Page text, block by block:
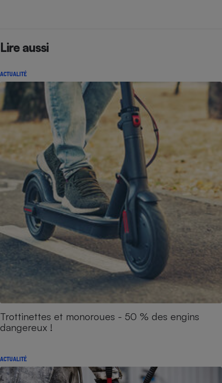
Lire aussi
ACTUALITÉ
Trottinettes et monoroues - 50 % des engins
dangereux !
ACTUALITÉ